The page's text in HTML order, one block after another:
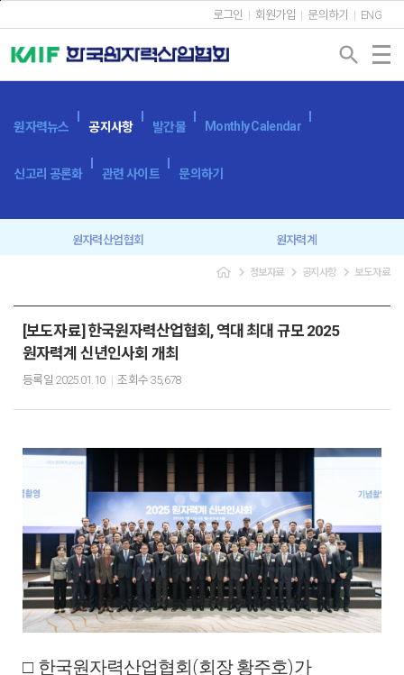
로그인 회원가입 문의하기 ENG
search
원자력뉴스 공지사항 발간물 Monthly Calendar
신고리 공론화 관련 사이트 문의하기
원자력산업협회 원자력계
navigate_next 정보자료 navigate_next 공지사항 navigate_next 보도자료
[보도자료] 한국원자력산업협회, 역대 최대 규모 2025
원자력계 신년인사회 개최
등록일 2025.01.10 조회수 35,678
□ 한국원자력산업협회 (회장 황주호)가